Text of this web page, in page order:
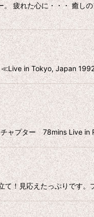
疲れた心に・・・ 癒し
in Tokyo, Japan
ャプター 78mins Live in
て！見応えたっぷりで